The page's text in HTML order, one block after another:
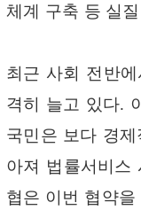
체계 구축 등 실
최근 사회 전반
격히 늘고 있다.
국민은 보다 경
아져 법률서비스
협은 이번 협약